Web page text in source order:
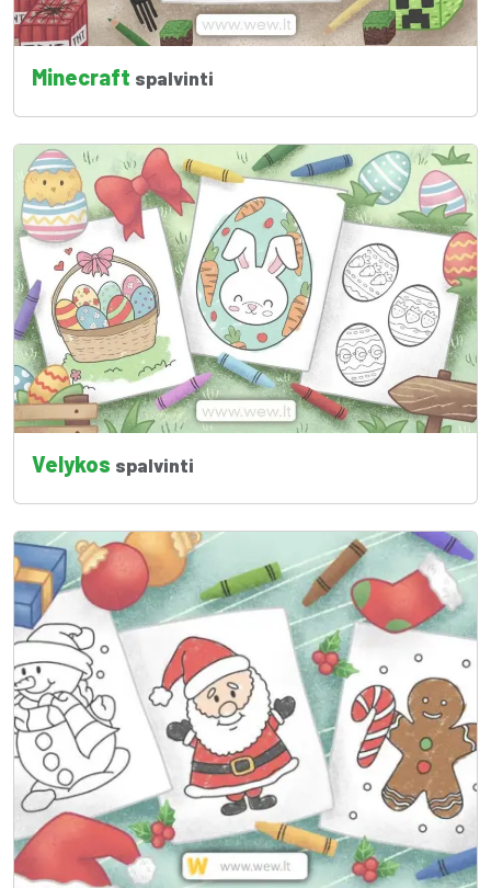
Minecraft spalvinti
Velykos spalvinti